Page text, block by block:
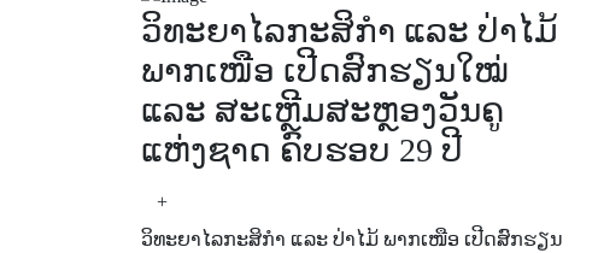
ວິທະຍາໄລກະສິກຳ ແລະ ປ່າໄມ້
ພາກເໜືອ ເປີດສົກຮຽນໃໝ່
ແລະ ສະເຫຼີມສະຫຼອງວັນຄູ
ແຫ່ງຊາດ ຄົບຮອບ 29 ປີ
+
ວິທະຍາໄລກະສິກຳ ແລະ ປ່າໄມ້ ພາກເໜືອ ເປີດສົກຮຽນ